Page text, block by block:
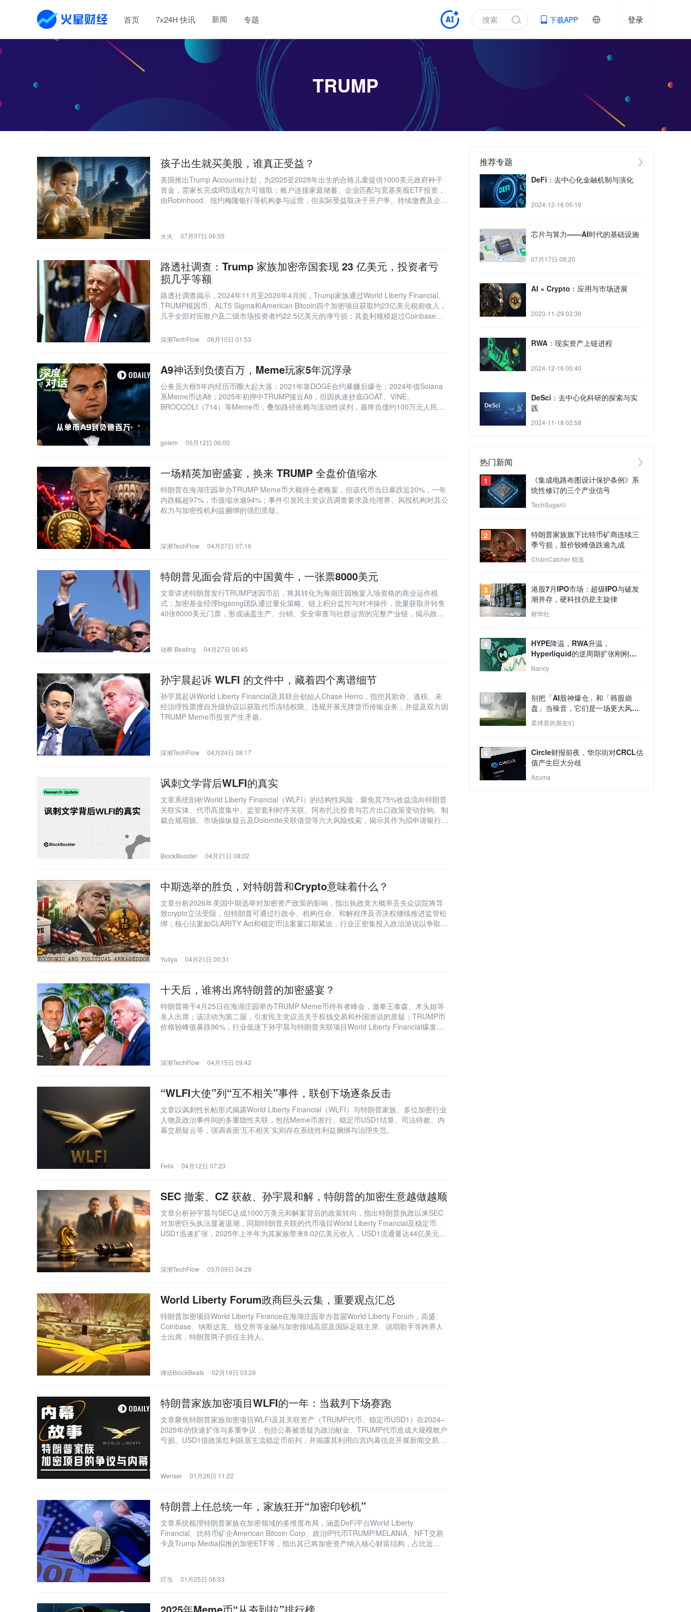
首页 7x24H 快讯 新闻 专题 下载APP 登录
TRUMP
孩子出生就买美股，谁真正受益？
美国推出Trump Accounts计划，为2025至2028年出生的合格儿童提供1000美元政府种子
资金，需家长完成IRS流程方可领取；账户连接家庭储蓄、企业匹配与宽基美股ETF投资，
由Robinhood、纽约梅隆银行等机构参与运营，但实际受益取决于开户率、持续缴费及企业
火火 07月07日 06:55
路透社调查：Trump 家族加密帝国套现 23 亿美元，投资者亏
损几乎等额
路透社调查揭示，2024年11月至2026年4月间，Trump家族通过World Liberty Financial、
TRUMP模因币、ALT5 Sigma和American Bitcoin四个加密项目获取约23亿美元税前收入，
几乎全部对应散户及二级市场投资者约22.5亿美元的净亏损；其盈利规模超过Coinbase等
深潮TechFlow 06月10日 01:53
A9神话到负债百万，Meme玩家5年沉浮录
公务员大根5年内经历币圈大起大落：2021年靠DOGE合约暴赚后爆仓；2024年借Solana
系Meme币达A8；2025年初押中TRUMP接近A9，但因执迷抄底GOAT、VINE、
BROCCOLI（714）等Meme币，叠加路径依赖与流动性误判，最终负债约100万元人民
golem 05月12日 06:00
一场精英加密盛宴，换来 TRUMP 全盘价值缩水
特朗普在海湖庄园举办TRUMP Meme币大额持仓者晚宴，但该代币当日暴跌近20%，一年
内跌幅超97%，市值缩水逾94%；事件引发民主党议员调查要求及伦理界、风投机构对其公
权力与加密投机利益捆绑的强烈质疑。
深潮TechFlow 04月27日 07:16
特朗普见面会背后的中国黄牛，一张票8000美元
文章讲述特朗普发行TRUMP迷因币后，将其转化为海湖庄园晚宴入场资格的商业运作模
式；加密基金经理bigsong团队通过量化策略、链上积分监控与对冲操作，批量获取并转售
40张8000美元门票，形成涵盖生产、分销、安全审查与社群运营的完整产业链，揭示政治
动察 Beating 04月27日 06:45
孙宇晨起诉 WLFI 的文件中，藏着四个离谱细节
孙宇晨起诉World Liberty Financial及其联合创始人Chase Herro，指控其欺诈、逃税、未
经治理投票擅自升级协议以获取代币冻结权限、违规开展无牌货币传输业务，并提及双方因
TRUMP Meme币投资产生矛盾。
深潮TechFlow 04月24日 08:17
讽刺文学背后WLFI的真实
文章系统剖析World Liberty Financial（WLFI）的结构性风险，聚焦其75%收益流向特朗普
关联实体、代币高度集中、监管套利时序关联、阿布扎比投资与芯片出口政策变动挂钩、制
裁合规瑕疵、市场操纵疑云及Dolomite关联借贷等六大风险线索，揭示其作为拟申请银行牌
BlockBooster 04月21日 08:02
中期选举的胜负，对特朗普和Crypto意味着什么？
文章分析2026年美国中期选举对加密资产政策的影响，指出执政党大概率丢失众议院将导
致crypto立法受阻，但特朗普可通过行政令、机构任命、和解程序及否决权继续推进监管松
绑；核心法案如CLARITY Act和稳定币法案窗口期紧迫，行业正密集投入政治游说以争取
Yuliya 04月21日 00:31
十天后，谁将出席特朗普的加密盛宴？
特朗普将于4月25日在海湖庄园举办TRUMP Meme币持有者峰会，邀拳王泰森、木头姐等
名人出席；该活动为第二届，引发民主党议员关于权钱交易和外国游说的质疑；TRUMP币
价格较峰值暴跌96%，行业低迷下孙宇晨与特朗普关联项目World Liberty Financial爆发公
深潮TechFlow 04月15日 09:42
“WLFI大使”列“互不相关”事件，联创下场逐条反击
文章以讽刺性长帖形式揭露World Liberty Financial（WLFI）与特朗普家族、多位加密行业
人物及政治事件间的多重隐性关联，包括Meme币发行、稳定币USD1结算、司法特赦、内
幕交易疑云等，强调表面‘互不相关’实则存在系统性利益捆绑与治理失范。
Felix 04月12日 07:23
SEC 撤案、CZ 获赦、孙宇晨和解，特朗普的加密生意越做越顺
文章分析孙宇晨与SEC达成1000万美元和解案背后的政策转向，指出特朗普执政以来SEC
对加密巨头执法显著退潮，同期特朗普关联的代币项目World Liberty Financial及稳定币
USD1迅速扩张，2025年上半年为其家族带来8.02亿美元收入，USD1流通量达44亿美元，
深潮TechFlow 03月09日 04:29
World Liberty Forum政商巨头云集，重要观点汇总
特朗普加密项目World Liberty Finance在海湖庄园举办首届World Liberty Forum，高盛、
Coinbase、纳斯达克、纽交所等金融与加密领域高层及国际足联主席、说唱歌手等跨界人
士出席，特朗普两子担任主持人。
律动BlockBeats 02月19日 03:26
特朗普家族加密项目WLFI的一年：当裁判下场赛跑
文章聚焦特朗普家族加密项目WLFI及其关联资产（TRUMP代币、稳定币USD1）在2024–
2025年的快速扩张与多重争议，包括公募被质疑为政治献金、TRUMP代币造成大规模散户
亏损、USD1借政策红利跃居主流稳定币前列，并揭露其利用白宫内幕信息开展新闻交易和
Wenser 01月26日 11:22
特朗普上任总统一年，家族狂开“加密印钞机”
文章系统梳理特朗普家族在加密领域的多维度布局，涵盖DeFi平台World Liberty
Financial、比特币矿企American Bitcoin Corp、政治IP代币TRUMP/MELANIA、NFT交易
卡及Trump Media拟推的加密ETF等，指出其已将加密资产纳入核心财富结构，占比近
叮当 01月25日 06:33
推荐专题
DeFi：去中心化金融机制与演化
2024-12-16 05:16
芯片与算力——AI时代的基础设施
07月17日 08:20
AI × Crypto：应用与市场进展
2023-11-29 03:36
RWA：现实资产上链进程
2024-12-16 05:40
DeSci：去中心化科研的探索与实
践
2024-11-18 02:58
热门新闻
1
《集成电路布图设计保护条例》系
统性修订的三个产业信号
TechSugar©
2
特朗普家族旗下比特币矿商连续三
季亏损，股价较峰值跌逾九成
ChainCatcher 精选
3
港股7月IPO市场：超级IPO与破发
潮并存，硬科技仍是主旋律
财华社
4
HYPE降温，RWA升温，
Hyperliquid的逆周期扩张刚刚开
始？
Nancy
5
别把「AI股神爆仓」和「韩股崩
盘」当噪音，它们是一场更大风暴
的预演
星球君的朋友们
6
Circle财报前夜，华尔街对CRCL估
值产生巨大分歧
Azuma